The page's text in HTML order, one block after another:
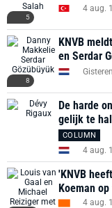
5
4 aug.
8
KNVB
en Serdar
De harde
gelijk te
COLUMN
4 aug.
'KNVB
Koeman
4 aug.